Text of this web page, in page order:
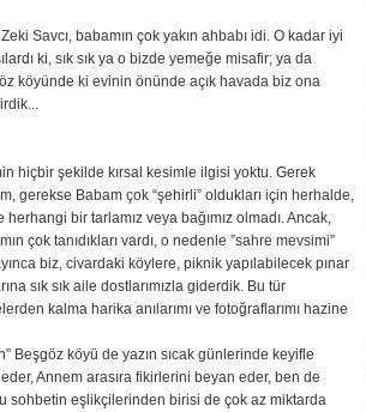
Savcı, babamın çok yakın ahbabı idi. O kadar iyi
ki, sık sık ya o bizde yemeğe misafir; ya da
köyünde ki evinin önünde açık havada biz ona
hiçbir şekilde kırsal kesimle ilgisi yoktu. Gerek
gerekse Babam çok “şehirli” oldukları için herhalde,
herhangi bir tarlamız veya bağımız olmadı. Ancak,
çok tanıdıkları vardı, o nedenle ”sahre mevsimi”
biz, civardaki köylere, piknik yapılabilecek pınar
sık sık aile dostlarımızla giderdik. Bu tür
kalma harika anılarımı ve fotoğraflarımı hazine
Beşgöz köyü de yazın sıcak günlerinde keyifle
Annem arasıra fikirlerini beyan eder, ben de
sohbetin eşlikçilerinden birisi de çok az miktarda